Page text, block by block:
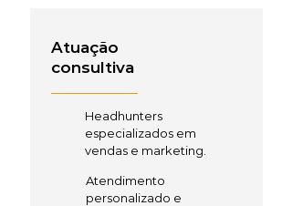
Atuação
consultiva
Headhunters
especializados em
vendas e marketing.
Atendimento
personalizado e